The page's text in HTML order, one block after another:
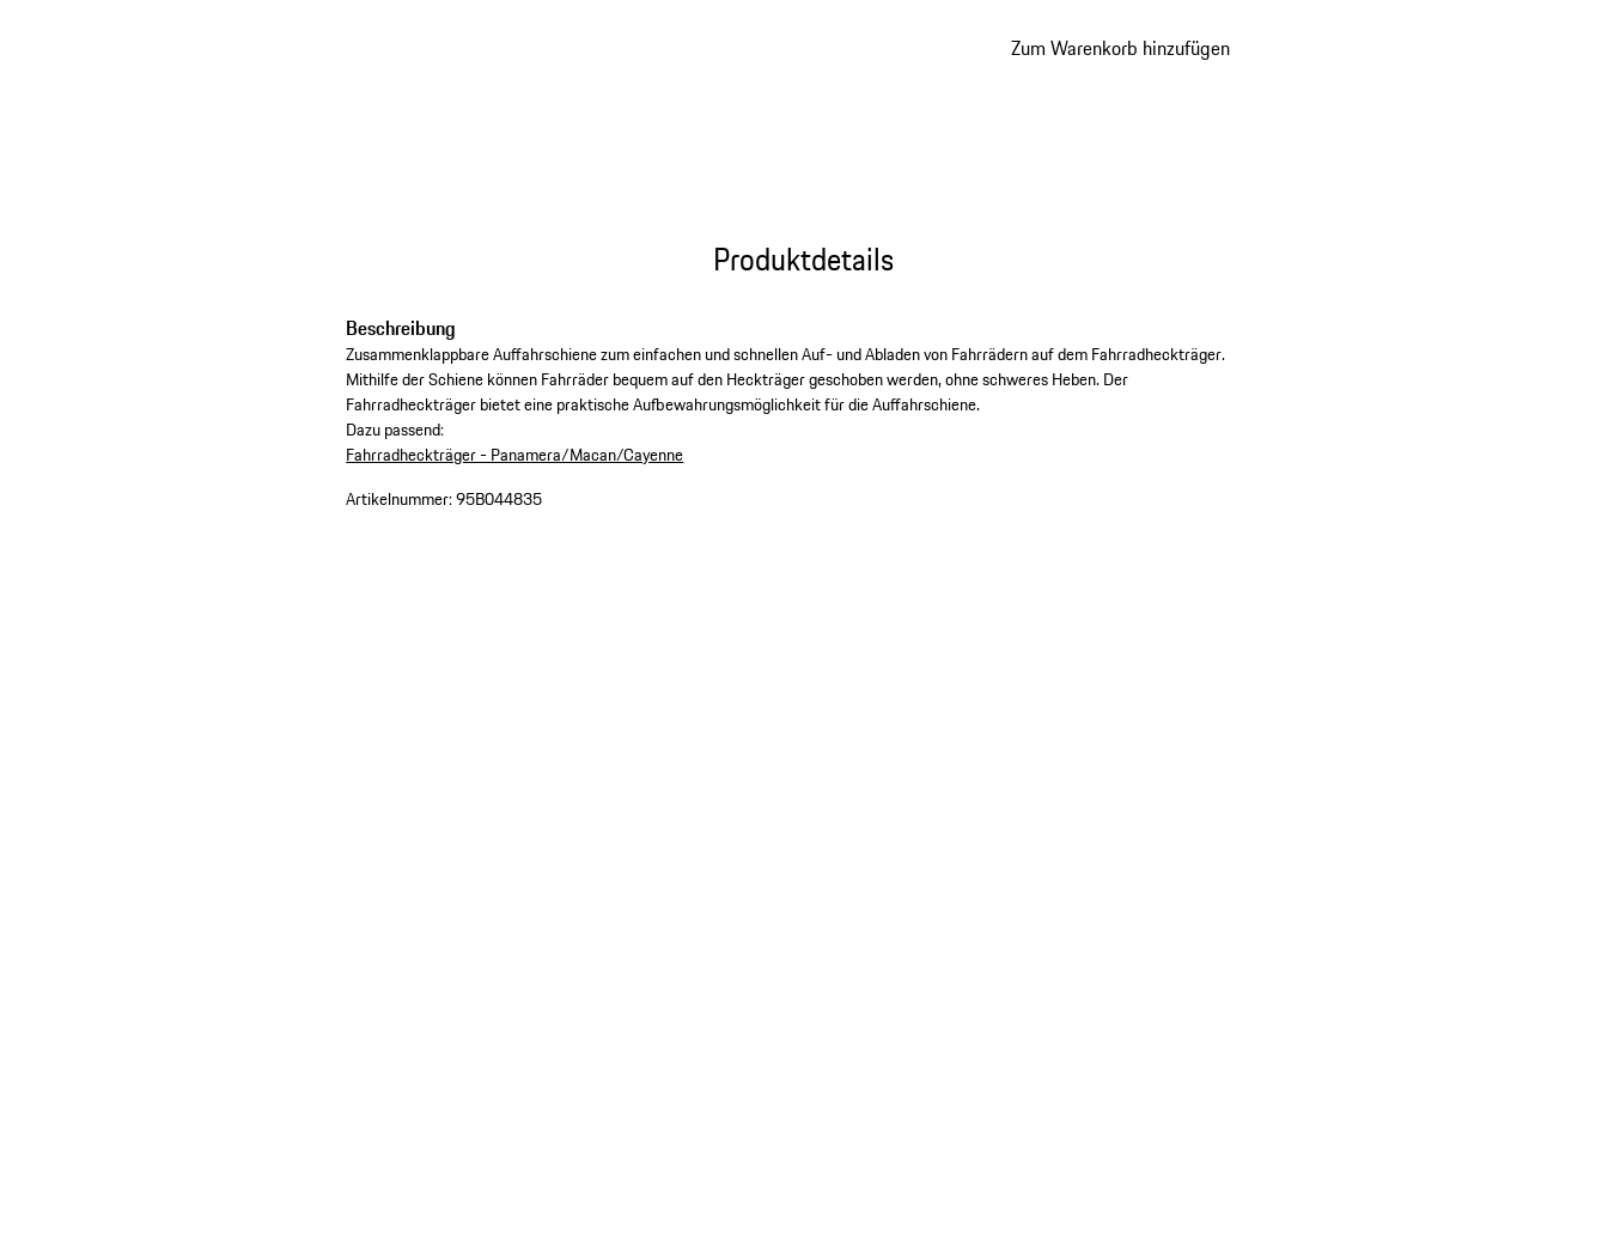
Zum Warenkorb hinzufügen
Produktdetails
Beschreibung
Zusammenklappbare Auffahrschiene zum einfachen und schnellen Auf- und Abladen von Fahrrädern auf dem Fahrradheckträger.
Mithilfe der Schiene können Fahrräder bequem auf den Heckträger geschoben werden, ohne schweres Heben. Der
Fahrradheckträger bietet eine praktische Aufbewahrungsmöglichkeit für die Auffahrschiene.
Dazu passend:
Fahrradheckträger - Panamera/Macan/Cayenne
Artikelnummer:95B044835